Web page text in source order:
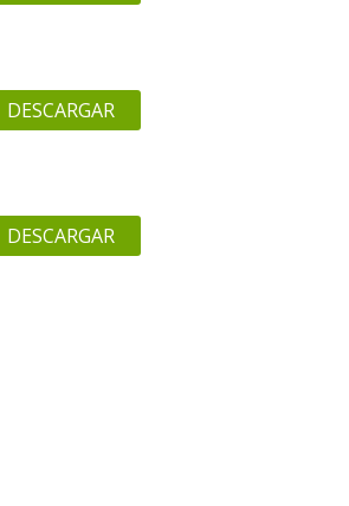
DESCARGAR
DESCARGAR